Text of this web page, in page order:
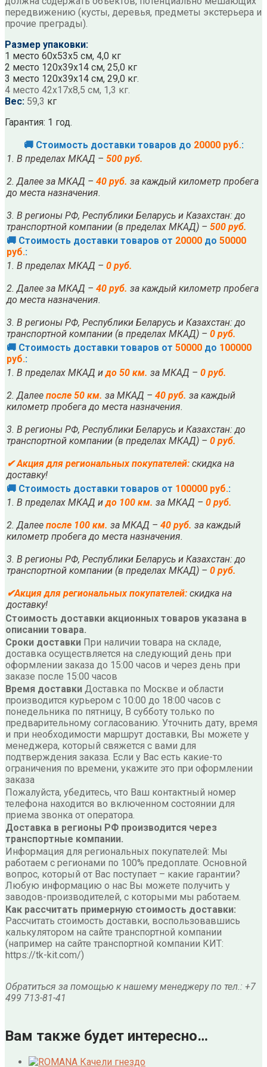
передвижению (кусты, деревья, предметы экстерьера и
прочие преграды).
Размер упаковки:
1 место 60х53х5 см, 4,0 кг
2 место 120х39х14 см, 25,0 кг
3 место 120х39х14 см, 29,0 кг.
4 место 42х17х8,5 см, 1,3 кг.
Вес: 59,3 кг
Гарантия: 1 год.
🚚 Стоимость доставки товаров до 20000 руб.:
1. В пределах МКАД – 500 руб.
2. Далее за МКАД – 40 руб. за каждый километр пробега
до места назначения.
3. В регионы РФ, Республики Беларусь и Казахстан: до
транспортной компании (в пределах МКАД) – 500 руб.
🚚 Стоимость доставки товаров от 20000 до 50000
руб.:
1. В пределах МКАД – 0 руб.
2. Далее за МКАД – 40 руб. за каждый километр пробега
до места назначения.
3. В регионы РФ, Республики Беларусь и Казахстан: до
транспортной компании (в пределах МКАД) – 0 руб.
🚚 Стоимость доставки товаров от 50000 до 100000
руб.:
1. В пределах МКАД идо 50 км. за МКАД – 0 руб.
2. Далее после 50 км. за МКАД – 40 руб. за каждый
километр пробега до места назначения.
3. В регионы РФ, Республики Беларусь и Казахстан: до
транспортной компании (в пределах МКАД) – 0 руб.
✔ Акция для региональных покупателей: скидка на
доставку!
🚚 Стоимость доставки товаров от 100000 руб.:
1. В пределах МКАД идо 100 км. за МКАД – 0 руб.
2. Далее после 100 км. за МКАД – 40 руб. за каждый
километр пробега до места назначения.
3. В регионы РФ, Республики Беларусь и Казахстан: до
транспортной компании (в пределах МКАД) – 0 руб.
✔Акция для региональных покупателей: скидка на
доставку!
Стоимость доставки акционных товаров указана в
описании товара.
Сроки доставки При наличии товара на складе,
доставка осуществляется на следующий день при
оформлении заказа до 15:00 часов и через день при
заказе после 15:00 часов
Время доставки Доставка по Москве и области
производится курьером с 10:00 до 18:00 часов с
понедельника по пятницу, В субботу только по
предварительному согласованию. Уточнить дату, время
и при необходимости маршрут доставки, Вы можете у
менеджера, который свяжется с вами для
подтверждения заказа. Если у Вас есть какие-то
ограничения по времени, укажите это при оформлении
заказа
Пожалуйста, убедитесь, что Ваш контактный номер
телефона находится во включенном состоянии для
приема звонка от оператора.
Доставка в регионы РФ производится через
транспортные компании.
Информация для региональных покупателей: Мы
работаем с регионами по 100% предоплате. Основной
вопрос, который от Вас поступает – какие гарантии?
Любую информацию о нас Вы можете получить у
заводов-производителей, с которыми мы работаем.
Как рассчитать примерную стоимость доставки:
Рассчитать стоимость доставки, воспользовавшись
калькулятором на сайте транспортной компании
(например на сайте транспортной компании КИТ:
https://tk-kit.com/)
Обратиться за помощью к нашему менеджеру по тел.: +7
499 713-81-41
Вам также будет интересно…